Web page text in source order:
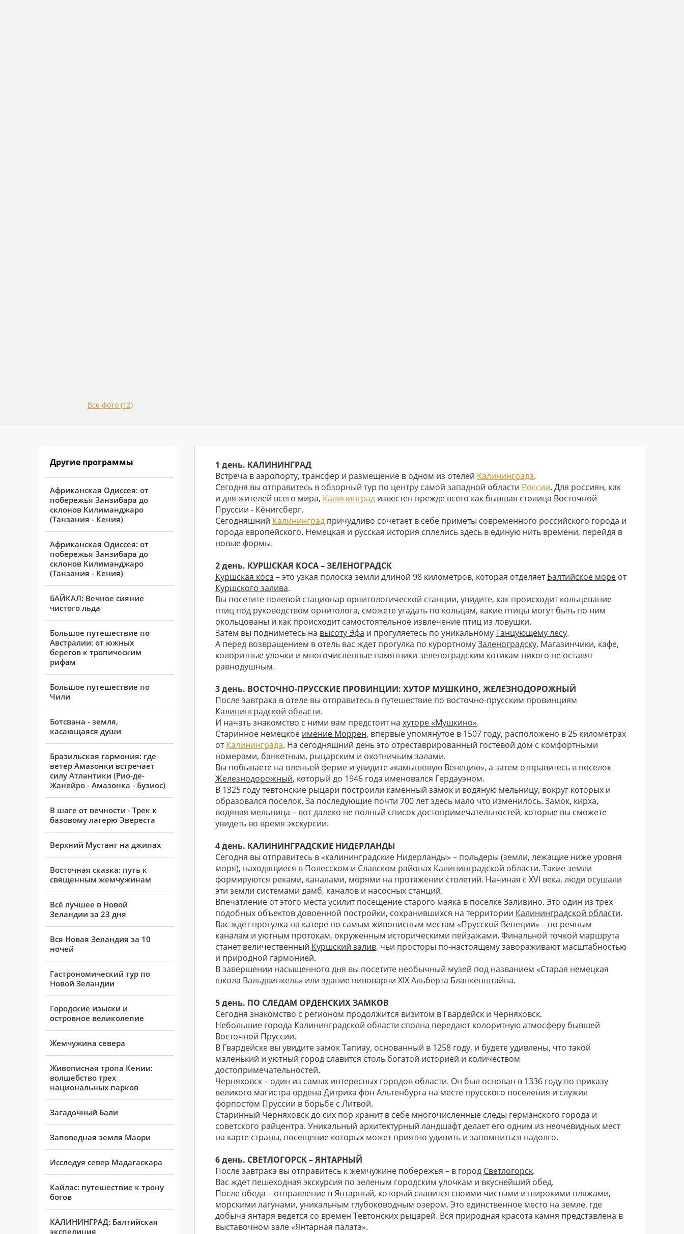
Все фото (12)
Другие программы
Африканская Одиссея: от
побережья Занзибара до
склонов Килиманджаро
(Танзания - Кения)
Африканская Одиссея: от
побережья Занзибара до
склонов Килиманджаро
(Танзания - Кения)
БАЙКАЛ: Вечное сияние
чистого льда
Большое путешествие по
Австралии: от южных
берегов к тропическим
рифам
Большое путешествие по
Чили
Ботсвана - земля,
касающаяся души
Бразильская гармония: где
ветер Амазонки встречает
силу Атлантики (Рио-де-
Жанейро - Амазонка - Бузиос)
В шаге от вечности - Трек к
базовому лагерю Эвереста
Верхний Мустанг на джипах
Восточная сказка: путь к
священным жемчужинам
Всё лучшее в Новой
Зеландии за 23 дня
Вся Новая Зеландия за 10
ночей
Гастрономический тур по
Новой Зеландии
Городские изыски и
островное великолепие
Жемчужина севера
Живописная тропа Кении:
волшебство трех
национальных парков
Загадочный Бали
Заповедная земля Маори
Исследуя север Мадагаскара
Кайлаc: путешествие к трону
богов
КАЛИНИНГРАД: Балтийская
экспедиция
1 день. КАЛИНИНГРАД
Встреча в аэропорту, трансфер и размещение в одном из отелей Калининграда.
Сегодня вы отправитесь в обзорный тур по центру самой западной области России. Для россиян, как
и для жителей всего мира, Калининград известен прежде всего как бывшая столица Восточной
Пруссии - Кёнигсберг.
Сегодняшний Калининград причудливо сочетает в себе приметы современного российского города и
города европейского. Немецкая и русская история сплелись здесь в единую нить времени, перейдя в
новые формы.
2 день. КУРШСКАЯ КОСА – ЗЕЛЕНОГРАДСК
Куршская коса – это узкая полоска земли длиной 98 километров, которая отделяетБалтийское море от
Куршского залива.
Вы посетите полевой стационар орнитологической станции, увидите, как происходит кольцевание
птиц под руководством орнитолога, сможете угадать по кольцам, какие птицы могут быть по ним
окольцованы и как происходит самостоятельное извлечение птиц из ловушки.
Затем вы подниметесь на высоту Эфа и прогуляетесь по уникальномуТанцующему лесу.
А перед возвращением в отель вас ждет прогулка по курортномуЗаленоградску. Магазинчики, кафе,
колоритные улочки и многочисленные памятники зеленоградским котикам никого не оставят
равнодушным.
3 день. ВОСТОЧНО-ПРУССКИЕ ПРОВИНЦИИ: ХУТОР МУШКИНО, ЖЕЛЕЗНОДОРОЖНЫЙ
После завтрака в отеле вы отправитесь в путешествие по восточно-прусским провинциям
Калининградской области.
И начать знакомство с ними вам предстоит на хуторе «Мушкино».
Старинное немецкое имение Моррен, впервые упомянутое в 1507 году, расположено в 25 километрах
отКалининграда. На сегодняшний день это отреставрированный гостевой дом с комфортными
номерами, банкетным, рыцарским и охотничьим залами.
Вы побываете на оленьей ферме и увидите «камышовую Венецию», а затем отправитесь в поселок
Железнодорожный, который до 1946 года именовался Гердауэном.
В 1325 году тевтонские рыцари построили каменный замок и водяную мельницу, вокруг которых и
образовался поселок. За последующие почти 700 лет здесь мало что изменилось. Замок, кирха,
водяная мельница – вот далеко не полный список достопримечательностей, которые вы сможете
увидеть во время экскурсии.
4 день. КАЛИНИНГРАДСКИЕ НИДЕРЛАНДЫ
Сегодня вы отправитесь в «калининградские Нидерланды» – польдеры (земли, лежащие ниже уровня
моря), находящиеся в Полесском и Славском районах Калининградской области. Такие земли
формируются реками, каналами, морями на протяжении столетий. Начиная с XVI века, люди осушали
эти земли системами дамб, каналов и насосных станций.
Впечатление от этого места усилит посещение старого маяка в поселке Заливино. Это один из трех
подобных объектов довоенной постройки, сохранившихся на территории Калининградской области.
Вас ждет прогулка на катере по самым живописным местам «Прусской Венеции» – по речным
каналам и уютным протокам, окруженным историческими пейзажами. Финальной точкой маршрута
станет величественный Куршский залив, чьи просторы по-настоящему завораживают масштабностью
и природной гармонией.
В завершении насыщенного дня вы посетите необычный музей под названием «Старая немецкая
школа Вальдвинкель» или здание пивоварни ХIХ Альберта Бланкенштайна.
5 день. ПО СЛЕДАМ ОРДЕНСКИХ ЗАМКОВ
Сегодня знакомство с регионом продолжится визитом в Гвардейск и Черняховск.
Небольшие города Калининградской области сполна передают колоритную атмосферу бывшей
Восточной Пруссии.
В Гвардейске вы увидите замок Тапиау, основанный в 1258 году, и будете удивлены, что такой
маленький и уютный город славится столь богатой историей и количеством
достопримечательностей.
Черняховск – один из самых интересных городов области. Он был основан в 1336 году по приказу
великого магистра ордена Дитриха фон Альтенбурга на месте прусского поселения и служил
форпостом Пруссии в борьбе с Литвой.
Старинный Черняховск до сих пор хранит в себе многочисленные следы германского города и
советского райцентра. Уникальный архитектурный ландшафт делает его одним из неочевидных мест
на карте страны, посещение которых может приятно удивить и запомниться надолго.
6 день. СВЕТЛОГОРСК – ЯНТАРНЫЙ
После завтрака вы отправитесь к жемчужине побережья – в город Светлогорск.
Вас ждет пешеходная экскурсия по зеленым городским улочкам и вкуснейший обед.
После обеда – отправление вЯнтарный, который славится своими чистыми и широкими пляжами,
морскими лагунами, уникальным глубоководным озером. Это единственное место на земле, где
добыча янтаря ведется со времен Тевтонских рыцарей. Вся природная красота камня представлена в
выставочном зале «Янтарная палата».